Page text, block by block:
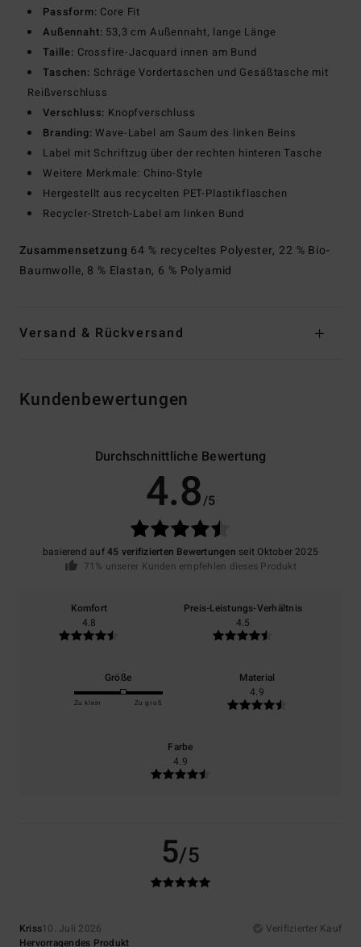
Passform: Core Fit
Außennaht: 53,3 cm Außennaht, lange Länge
Taille: Crossfire-Jacquard innen am Bund
Taschen: Schräge Vordertaschen und Gesäßtasche mit
Reißverschluss
Verschluss: Knopfverschluss
Branding: Wave-Label am Saum des linken Beins
Label mit Schriftzug über der rechten hinteren Tasche
Weitere Merkmale: Chino-Style
Hergestellt aus recycelten PET-Plastikflaschen
Recycler-Stretch-Label am linken Bund
Zusammensetzung 64 % recyceltes Polyester, 22 % Bio-
Baumwolle, 8 % Elastan, 6 % Polyamid
Versand & Rückversand
Kundenbewertungen
Durchschnittliche Bewertung
4.8/5
basierend auf45 verifizierten Bewertungen seit Oktober 2025
71% unserer Kunden empfehlen dieses Produkt
Komfort
4.8
Preis-Leistungs-Verhältnis
4.5
Größe
Zu klein Zu groß
Material
4.9
Farbe
4.9
5/5
Kriss10. Juli 2026
Verifizierter Kauf
Hervorragendes Produkt